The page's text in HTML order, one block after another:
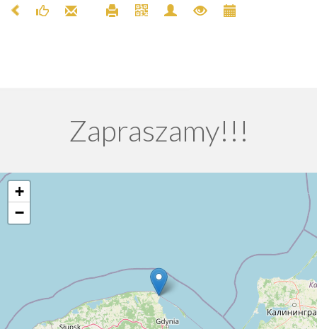
Zapraszamy!!!
+
−